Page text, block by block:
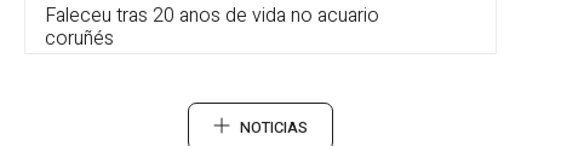
Faleceu tras 20 anos de vida no acuario
coruñés
NOTICIAS